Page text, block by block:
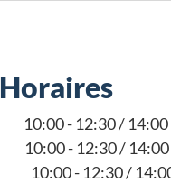
Horaires
10:00 - 12:30 /
10:00 - 12:30 /
10:00 - 12:30 /